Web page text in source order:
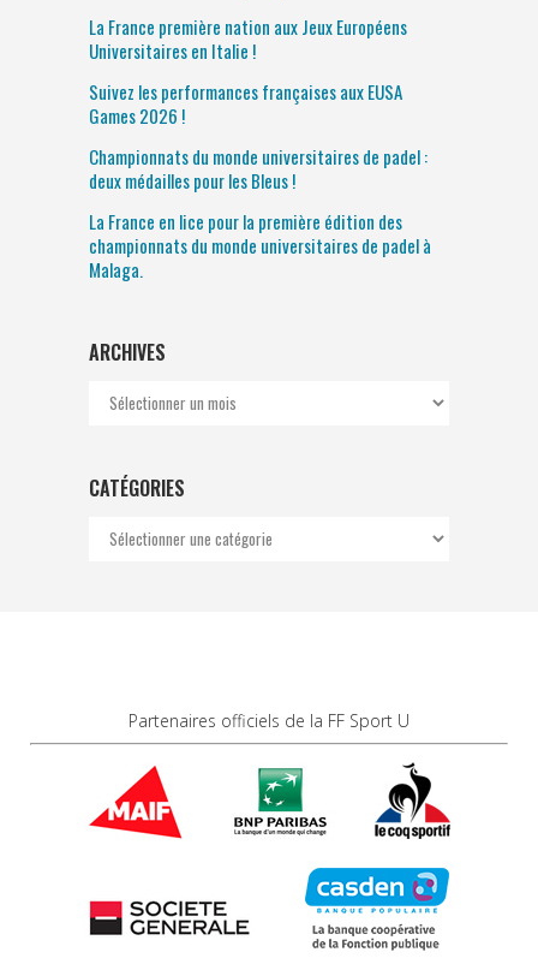
La France première nation aux Jeux Européens
Universitaires en Italie !
Suivez les performances françaises aux EUSA
Games 2026 !
Championnats du monde universitaires de padel :
deux médailles pour les Bleus !
La France en lice pour la première édition des
championnats du monde universitaires de padel à
Malaga.
ARCHIVES
Archives
CATÉGORIES
Catégories
Partenaires officiels de la FF Sport U